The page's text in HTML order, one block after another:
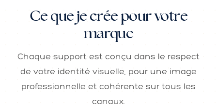
Ce que je crée pour votre
marque
Chaque support est conçu dans le respect
de votre identité visuelle, pour une image
professionnelle et cohérente sur tous les
canaux.